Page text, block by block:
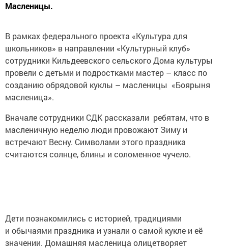
Масленицы.
В рамках федерального проекта «Культура для
школьников» в направлении «Культурный клуб»
сотрудники Кильдеевского сельского Дома культуры
провели с детьми и подростками мастер – класс по
созданию обрядовой куклы – масленицы «Боярыня
масленица».
Вначале сотрудники СДК рассказали ребятам, что в
масленичную неделю люди провожают Зиму и
встречают Весну. Символами этого праздника
считаются солнце, блины и соломенное чучело.
Дети познакомились с историей, традициями
и обычаями праздника и узнали о самой кукле и её
значении. Домашняя масленица олицетворяет